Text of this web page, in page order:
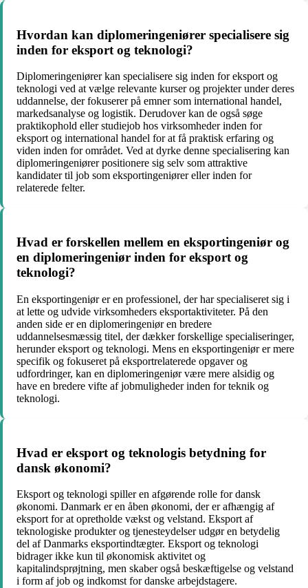
Hvordan kan diplomeringeniører specialisere sig
inden for eksport og teknologi?
Diplomeringeniører kan specialisere sig inden for eksport og
teknologi ved at vælge relevante kurser og projekter under deres
uddannelse, der fokuserer på emner som international handel,
markedsanalyse og logistik. Derudover kan de også søge
praktikophold eller studiejob hos virksomheder inden for
eksport og international handel for at få praktisk erfaring og
viden inden for området. Ved at dyrke denne specialisering kan
diplomeringeniører positionere sig selv som attraktive
kandidater til job som eksportingeniører eller inden for
relaterede felter.
Hvad er forskellen mellem en eksportingeniør og
en diplomeringeniør inden for eksport og
teknologi?
En eksportingeniør er en professionel, der har specialiseret sig i
at lette og udvide virksomheders eksportaktiviteter. På den
anden side er en diplomeringeniør en bredere
uddannelsesmæssig titel, der dækker forskellige specialiseringer,
herunder eksport og teknologi. Mens en eksportingeniør er mere
specifik og fokuseret på eksportrelaterede opgaver og
udfordringer, kan en diplomeringeniør være mere alsidig og
have en bredere vifte af jobmuligheder inden for teknik og
teknologi.
Hvad er eksport og teknologis betydning for
dansk økonomi?
Eksport og teknologi spiller en afgørende rolle for dansk
økonomi. Danmark er en åben økonomi, der er afhængig af
eksport for at opretholde vækst og velstand. Eksport af
teknologiske produkter og tjenesteydelser udgør en betydelig
del af Danmarks eksportindtægter. Eksport og teknologi
bidrager ikke kun til økonomisk aktivitet og
kapitalindsprøjtning, men skaber også beskæftigelse og velstand
i form af job og indkomst for danske arbejdstagere.